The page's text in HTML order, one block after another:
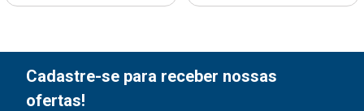
Cadastre-se para receber nossas
ofertas!